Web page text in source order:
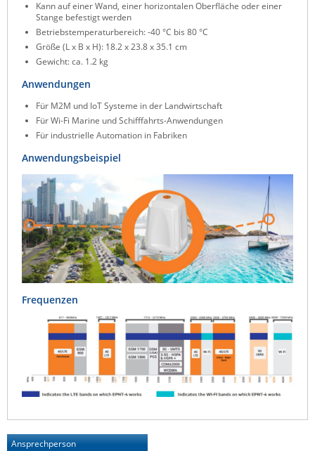
Kann auf einer Wand, einer horizontalen Oberfläche oder einer
Stange befestigt werden
Betriebstemperaturbereich: -40 °C bis 80 °C
Größe (L x B x H): 18.2 x 23.8 x 35.1 cm
Gewicht: ca. 1.2 kg
Anwendungen
Für M2M und IoT Systeme in der Landwirtschaft
Für Wi-Fi Marine und Schifffahrts-Anwendungen
Für industrielle Automation in Fabriken
Anwendungsbeispiel
Frequenzen
Ansprechperson